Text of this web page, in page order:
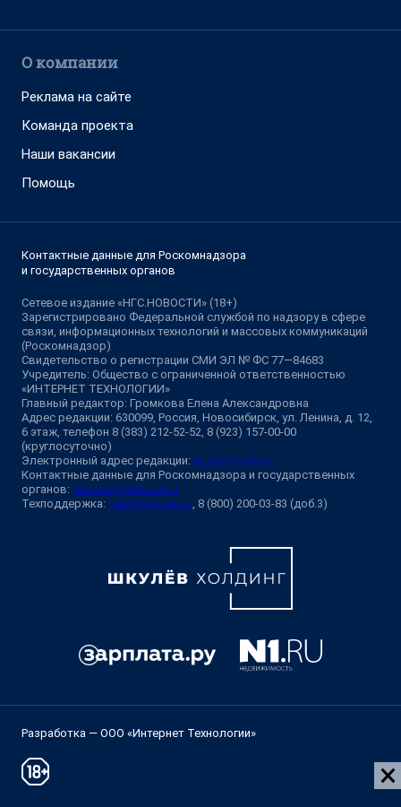
О компании
Реклама на сайте
Команда проекта
Наши вакансии
Помощь
Контактные данные для Роскомнадзора
и государственных органов
Сетевое издание «НГС.НОВОСТИ» (18+)
Зарегистрировано Федеральной службой по надзору в сфере
связи, информационных технологий и массовых коммуникаций
(Роскомнадзор)
Свидетельство о регистрации СМИ ЭЛ № ФС 77—84683
Учредитель: Общество с ограниченной ответственностью
«ИНТЕРНЕТ ТЕХНОЛОГИИ»
Главный редактор: Громкова Елена Александровна
Адрес редакции: 630099, Россия, Новосибирск, ул. Ленина, д. 12,
6 этаж, телефон 8 (383) 212-52-52, 8 (923) 157-00-00
(круглосуточно)
Электронный адрес редакции: ngs@shkulev.ru
Контактные данные для Роскомнадзора и государственных
органов: juristnsk@shkulev.ru
Техподдержка: help@shkulev.ru , 8 (800) 200-03-83 (доб.3)
Разработка — ООО «Интернет Технологии»